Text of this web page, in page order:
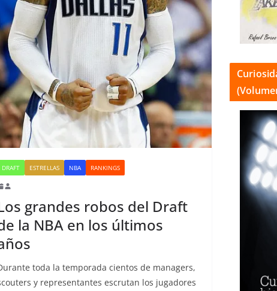
DRAFT ESTRELLAS NBA RANKINGS
grandes robos del Draft
la NBA en los últimos
toda la temporada cientos de managers,
y representantes escrutan los jugadores